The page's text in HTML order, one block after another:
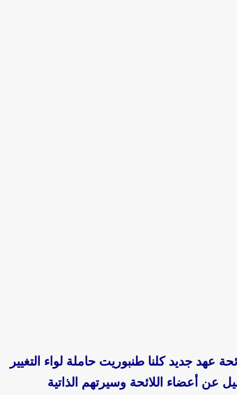
عهد جديد كلنا طنبوريت حاملة لواء التغيير
عن أعضاء اللائحة وسيرتهم الذاتية